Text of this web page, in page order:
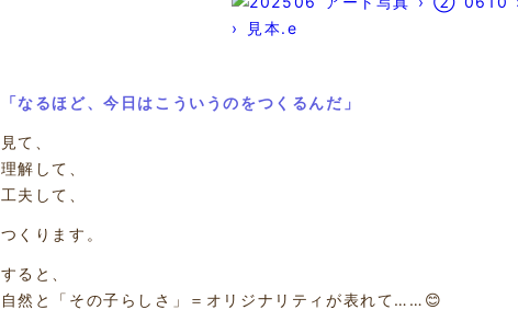
「なるほど、今日はこういうのをつくるんだ」
見て、
理解して、
工夫して、
つくります。
すると、
自然と「その子らしさ」＝オリジナリティが表れて……😊